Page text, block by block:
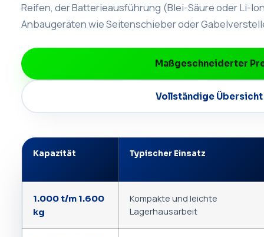
Reifen, der Batterieausführung (Blei-Säure oder Li-
Anbaugeräten wie Seitenschieber oder
Maßgeschneiderter
Vollständige
Kapazität Typischer Einsatz
1.000 t/m 1.600
kg
Kompakte und leichte
Lagerhausarbeit